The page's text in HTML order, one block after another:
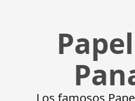
Los famosos